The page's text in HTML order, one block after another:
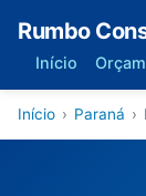
Rumbo
Início
Início › Paraná ›